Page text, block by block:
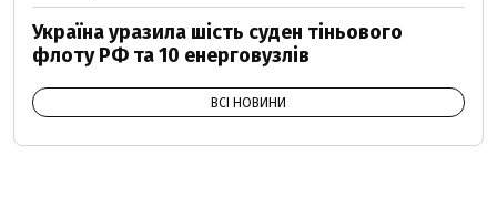
Україна уразила шість суден тіньового
флоту РФ та 10 енерговузлів
ВСІ НОВИНИ